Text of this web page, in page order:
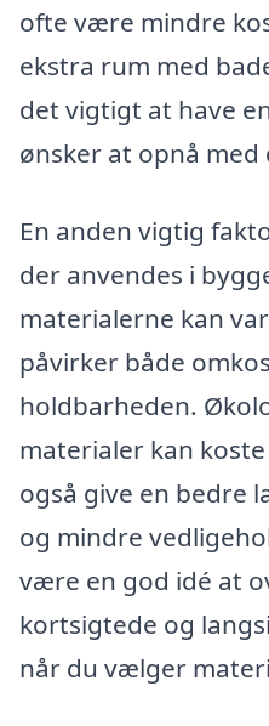
ofte være mindre
ekstra rum med
det vigtigt at have
ønsker at opnå
En anden vigtig
der anvendes i
materialerne kan
påvirker både
holdbarheden.
materialer kan
også give en bedre
og mindre
være en god idé at
kortsigtede og
når du vælger